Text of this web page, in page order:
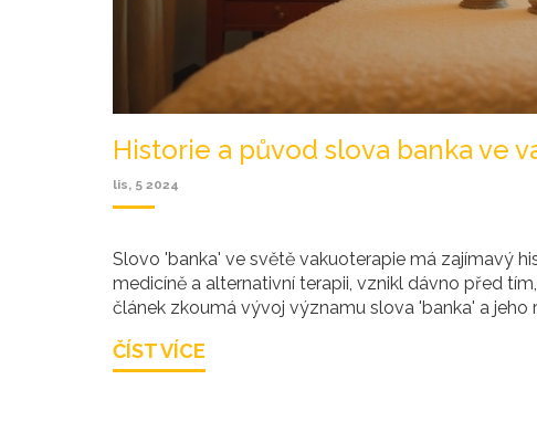
Historie a původ slova banka ve
lis, 5 2024
Slovo 'banka' ve světě vakuoterapie má zajímavý
medicíně a alternativní terapii, vznikl dávno před
článek zkoumá vývoj významu slova 'banka' a
ČÍST VÍCE